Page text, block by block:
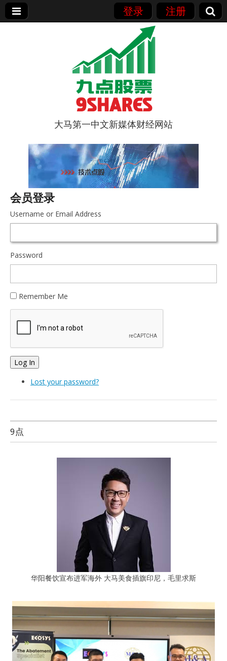
登录 注册
9点股票
大马第一中文新媒体财经网站
会员登录
Username or Email Address
Password
Remember Me
Log In
Lost your password?
9点
华阳餐饮宣布进军海外 大马美食插旗印尼，毛里求斯